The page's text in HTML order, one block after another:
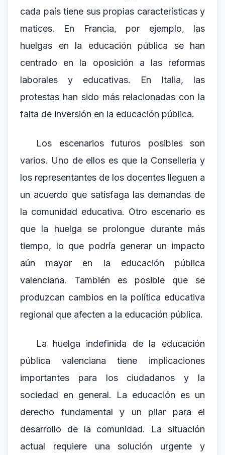
cada país tiene sus propias características y
matices. En Francia, por ejemplo, las
huelgas en la educación pública se han
centrado en la oposición a las reformas
laborales y educativas. En Italia, las
protestas han sido más relacionadas con la
falta de inversión en la educación pública.
Los escenarios futuros posibles son
varios. Uno de ellos es que la Conselleria y
los representantes de los docentes lleguen a
un acuerdo que satisfaga las demandas de
la comunidad educativa. Otro escenario es
que la huelga se prolongue durante más
tiempo, lo que podría generar un impacto
aún mayor en la educación pública
valenciana. También es posible que se
produzcan cambios en la política educativa
regional que afecten a la educación pública.
La huelga indefinida de la educación
pública valenciana tiene implicaciones
importantes para los ciudadanos y la
sociedad en general. La educación es un
derecho fundamental y un pilar para el
desarrollo de la comunidad. La situación
actual requiere una solución urgente y